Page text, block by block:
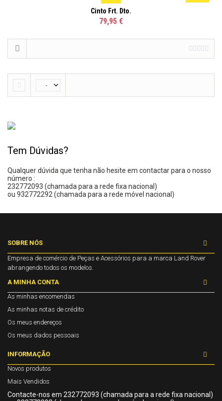
Cinto Frt. Dto.
79,95 €
Tem Dúvidas?
Qualquer dúvida que tenha não hesite em contactar para o nosso
número :
232772093 (chamada para a rede fixa nacional)
ou 932772292 (chamada para a rede móvel nacional)
SOBRE NÓS
Empresa de comércio de Peças e Acessórios para a marca Land Rover
abrangendo todos os modelos.
A MINHA CONTA
As minhas encomendas
As minhas notas de crédito
Os meus endereços
Os meus dados pessoais
INFORMAÇÃO
Novos produtos
Mais Vendidos
Contacte-nos em 232772093 (chamada para a rede fixa nacional)